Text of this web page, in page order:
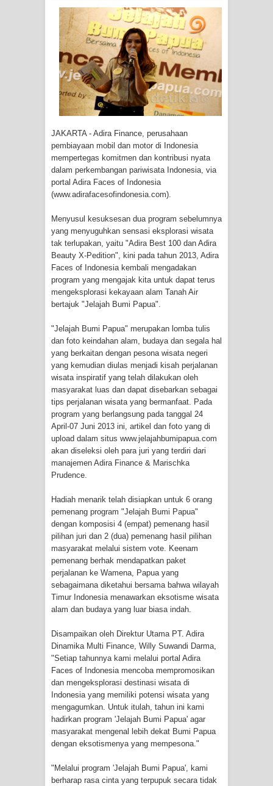
Jalani Sidang BP4R di Jayapura
Kapolresta Jayapura Kota
Mengapresiasi Antusiasme Warga
Saat Nonton Bareng Final Piala Dunia
2026 di Lapangan Karang PTC Entrop
Kebakaran Hanguskan Satu Rumah
di Kompleks Asrama Polisi Sorong
Cenderawasih di Ujung Barat Papua
Profil Lengkap Provinsi Papua, Bumi
Cenderawasih di Ujung Timur
Profil Lengkap Aceh, Provinsi
Istimewa di Ujung Sumatera
Lima Rumah Pribadi Terbakar Di
Hamadi Jayapura Selatan
Gempa M3,3 Guncang Nabire, BMKG
Imbau Waspada Susulan
Protes Tumpukan Sampah dengan
Menghambur ke Tengah Jalan
Polres Jayapura Terima Laporan
Hilangnya Agustina Ester Bonsapia
Papua Siapkan 1000 Kuota Beasiswa
Mace
BRI Region 18 Jayapura Salurkan
Bantuan CSR untuk RS Bhayangkara
Polda Papua pada Peringatan Hari
Bhayangkara ke-80
JAKARTA - Adira Finance, perusahaan
pembiayaan mobil dan motor di Indonesia
mempertegas komitmen dan kontribusi nyata
dalam perkembangan pariwisata Indonesia, via
portal Adira Faces of Indonesia
(www.adirafacesofindonesia.com).
Menyusul kesuksesan dua program sebelumnya
yang menyuguhkan sensasi eksplorasi wisata
tak terlupakan, yaitu "Adira Best 100 dan Adira
Beauty X-Pedition", kini pada tahun 2013, Adira
Faces of Indonesia kembali mengadakan
program yang mengajak kita untuk dapat terus
mengeksplorasi kekayaan alam Tanah Air
bertajuk "Jelajah Bumi Papua".
"Jelajah Bumi Papua" merupakan lomba tulis
dan foto keindahan alam, budaya dan segala hal
yang berkaitan dengan pesona wisata negeri
yang kemudian diulas menjadi kisah perjalanan
wisata inspiratif yang telah dilakukan oleh
masyarakat luas dan dapat disebarkan sebagai
tips perjalanan wisata yang bermanfaat. Pada
program yang berlangsung pada tanggal 24
April-07 Juni 2013 ini, artikel dan foto yang di
upload dalam situs www.jelajahbumipapua.com
akan diseleksi oleh para juri yang terdiri dari
manajemen Adira Finance & Marischka
Prudence.
Hadiah menarik telah disiapkan untuk 6 orang
pemenang program "Jelajah Bumi Papua"
dengan komposisi 4 (empat) pemenang hasil
pilihan juri dan 2 (dua) pemenang hasil pilihan
masyarakat melalui sistem vote. Keenam
pemenang berhak mendapatkan paket
perjalanan ke Wamena, Papua yang
sebagaimana diketahui bersama bahwa wilayah
Timur Indonesia menawarkan eksotisme wisata
alam dan budaya yang luar biasa indah.
Disampaikan oleh Direktur Utama PT. Adira
Dinamika Multi Finance, Willy Suwandi Darma,
"Setiap tahunnya kami melalui portal Adira
Faces of Indonesia mencoba mempromosikan
dan mengeksplorasi destinasi wisata di
Indonesia yang memiliki potensi wisata yang
mengagumkan. Untuk itulah, tahun ini kami
hadirkan program 'Jelajah Bumi Papua' agar
masyarakat mengenal lebih dekat Bumi Papua
dengan eksotismenya yang mempesona."
"Melalui program 'Jelajah Bumi Papua', kami
berharap rasa cinta yang terpupuk secara tidak